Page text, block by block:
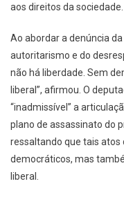
aos direitos da sociedade.
Ao abordar a denúncia da
autoritarismo e do
não há liberdade. Sem
liberal”, afirmou. O
“inadmissível” a
plano de assassinato do
ressaltando que tais atos
democráticos, mas
liberal.